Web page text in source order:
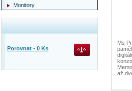
Ms
až
Monitory
Porovnat - 0 Ks